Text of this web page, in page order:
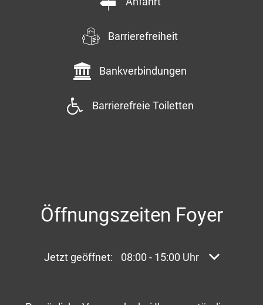
Barrierefreiheit
Bankverbindungen
Barrierefreie Toiletten
Öffnungszeiten Foyer
Klicken, um weitere Öffnungs- oder
Jetzt geöffnet: 08:00 - 15:00 Uhr Von 08:00